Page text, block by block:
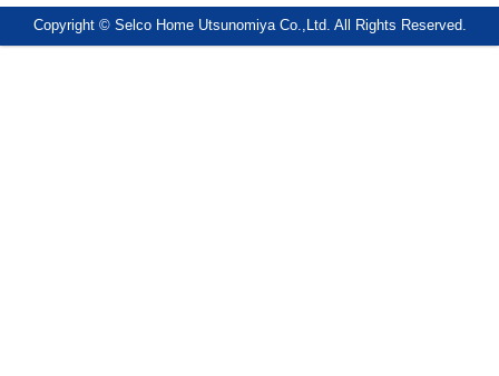
Copyright © Selco Home Utsunomiya Co.,Ltd. All Rights Reserved.